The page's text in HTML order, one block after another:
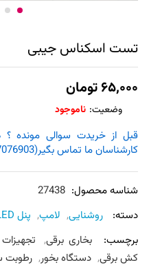
تست اسکناس جیبی
۶۵,۰۰۰تومان
وضعیت: ناموجود
قبل از خریدت سوالی مونده ؟
کارشناسان ما تماس بگیر(09137076903)
شناسه محصول: 27438
دسته:
روشنایی, لامپ, پنل LED
برچسب:
بخاری برقی,
کش برقی, دستگاه بخور, رطوبت